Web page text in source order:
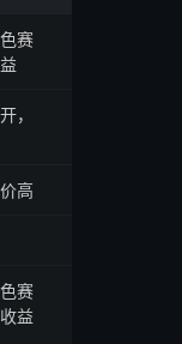
赛
，
高
赛
益